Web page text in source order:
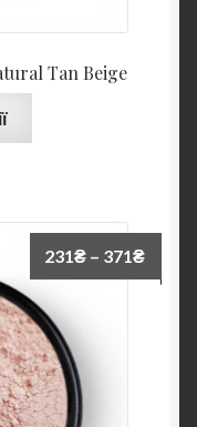
Tan Beige
231₴ – 371₴